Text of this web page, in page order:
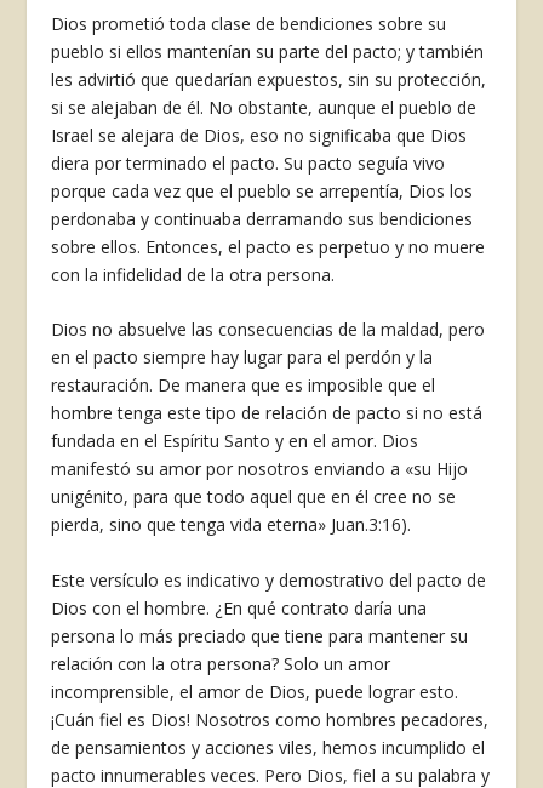
Dios prometió toda clase de bendiciones sobre su
pueblo si ellos mantenían su parte del pacto; y también
les advirtió que quedarían expuestos, sin su protección,
si se alejaban de él. No obstante, aunque el pueblo de
Israel se alejara de Dios, eso no significaba que Dios
diera por terminado el pacto. Su pacto seguía vivo
porque cada vez que el pueblo se arrepentía, Dios los
perdonaba y continuaba derramando sus bendiciones
sobre ellos. Entonces, el pacto es perpetuo y no muere
con la infidelidad de la otra persona.
Dios no absuelve las consecuencias de la maldad, pero
en el pacto siempre hay lugar para el perdón y la
restauración. De manera que es imposible que el
hombre tenga este tipo de relación de pacto si no está
fundada en el Espíritu Santo y en el amor. Dios
manifestó su amor por nosotros enviando a «su Hijo
unigénito, para que todo aquel que en él cree no se
pierda, sino que tenga vida eterna» Juan.3:16).
Este versículo es indicativo y demostrativo del pacto de
Dios con el hombre. ¿En qué contrato daría una
persona lo más preciado que tiene para mantener su
relación con la otra persona? Solo un amor
incomprensible, el amor de Dios, puede lograr esto.
¡Cuán fiel es Dios! Nosotros como hombres pecadores,
de pensamientos y acciones viles, hemos incumplido el
pacto innumerables veces. Pero Dios, fiel a su palabra y